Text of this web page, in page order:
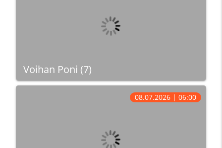
Voihan Poni (7)
08.07.2026 | 06:00